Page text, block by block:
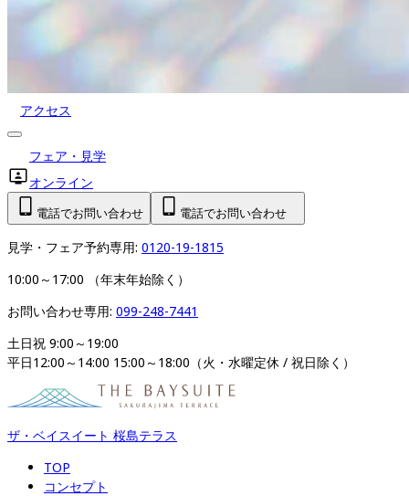
アクセス
フェア・見学
オンライン
電話でお問い合わせ 電話でお問い合わせ
見学・フェア予約専用: 0120-19-1815
10:00～17:00 （年末年始除く）
お問い合わせ専用: 099-248-7441
土日祝 9:00～19:00
平日12:00～14:00 15:00～18:00（火・水曜定休 / 祝日除く）
ザ・ベイスイート 桜島テラス
TOP
コンセプト